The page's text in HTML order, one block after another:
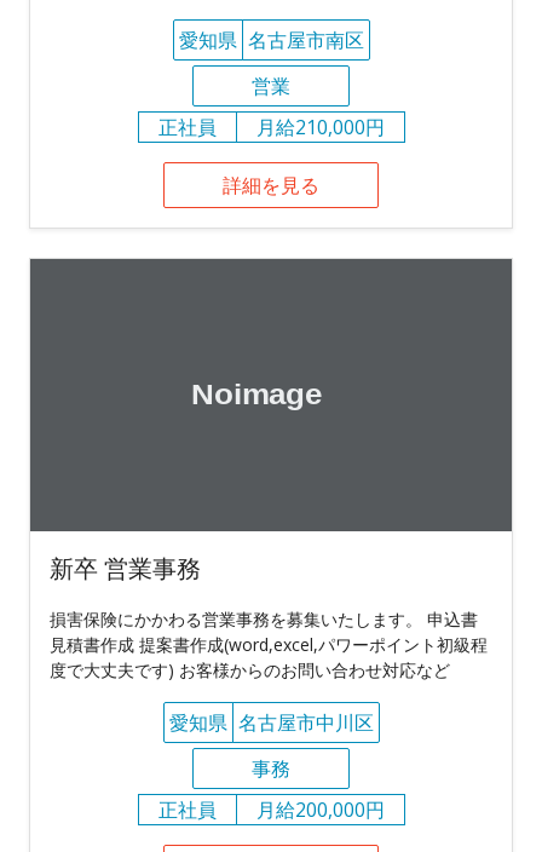
愛知県 名古屋市南区
営業
正社員
月給210,000円
詳細を見る
新卒 営業事務
損害保険にかかわる営業事務を募集いたします。 申込書
見積書作成 提案書作成(word,excel,パワーポイント初級程
度で大丈夫です) お客様からのお問い合わせ対応など
愛知県 名古屋市中川区
事務
正社員
月給200,000円